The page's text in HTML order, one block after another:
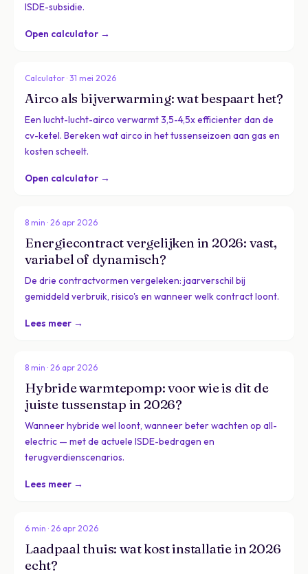
ISDE-subsidie.
Open calculator →
Calculator · 31 mei 2026
Airco als bijverwarming: wat bespaart het?
Een lucht-lucht-airco verwarmt 3,5-4,5x efficienter dan de
cv-ketel. Bereken wat airco in het tussenseizoen aan gas en
kosten scheelt.
Open calculator →
8 min · 26 apr 2026
Energiecontract vergelijken in 2026: vast,
variabel of dynamisch?
De drie contractvormen vergeleken: jaarverschil bij
gemiddeld verbruik, risico's en wanneer welk contract loont.
Lees meer →
8 min · 26 apr 2026
Hybride warmtepomp: voor wie is dit de
juiste tussenstap in 2026?
Wanneer hybride wel loont, wanneer beter wachten op all-
electric — met de actuele ISDE-bedragen en
terugverdienscenarios.
Lees meer →
6 min · 26 apr 2026
Laadpaal thuis: wat kost installatie in 2026
echt?